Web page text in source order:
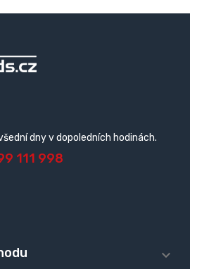
dny v dopoledních hodinách.
111 998
